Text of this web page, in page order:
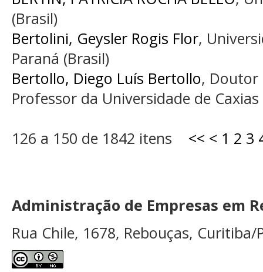
(Brasil)
Bertolini, Geysler Rogis Flor,
Paraná (Brasil)
Bertollo, Diego Luís Bertollo, Doutor
Professor da Universidade de
126 a 150 de 1842 itens << < 1 2 3
Administração de Empresas em
Rua Chile, 1678, Rebouças, Curitiba/